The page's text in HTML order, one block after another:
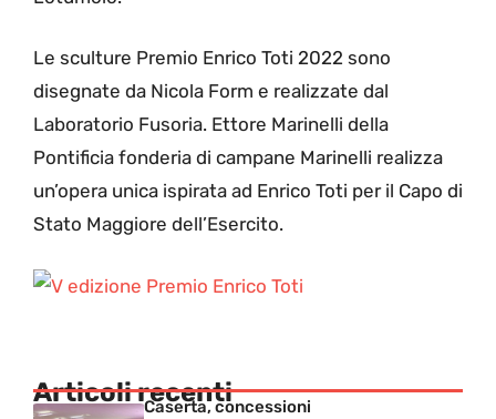
Le sculture Premio Enrico Toti 2022 sono
disegnate da Nicola Form e realizzate dal
Laboratorio Fusoria. Ettore Marinelli della
Pontificia fonderia di campane Marinelli realizza
un’opera unica ispirata ad Enrico Toti per il Capo di
Stato Maggiore dell’Esercito.
Articoli recenti
Caserta, concessioni